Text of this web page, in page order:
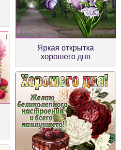
Яркая открытка
хорошего дня